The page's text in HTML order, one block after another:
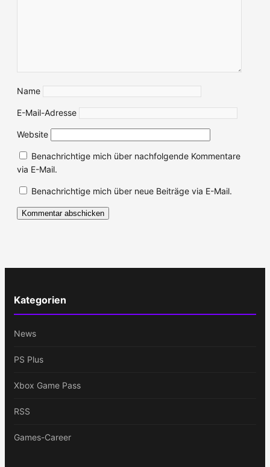
Name
E-Mail-Adresse
Website
Benachrichtige mich über nachfolgende Kommentare
via E-Mail.
Benachrichtige mich über neue Beiträge via E-Mail.
Kategorien
News
PS Plus
Xbox Game Pass
RSS
Games-Career